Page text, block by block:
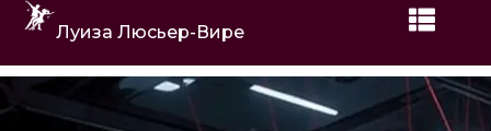
Луиза Люсьер-Вире